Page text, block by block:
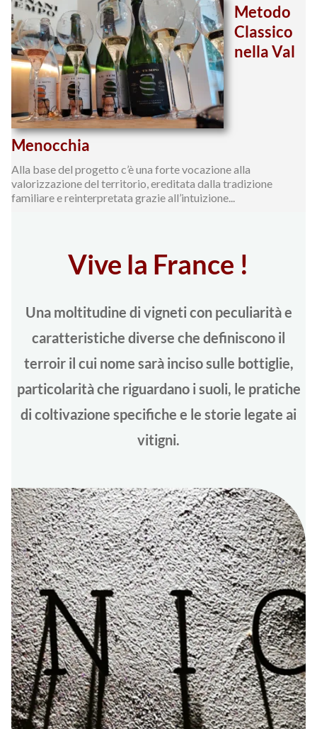
Metodo
Classico
nella Val
Menocchia
Alla base del progetto c’è una forte vocazione alla
valorizzazione del territorio, ereditata dalla tradizione
familiare e reinterpretata grazie all’intuizione...
Vive la France !
Una moltitudine di vigneti con peculiarità e
caratteristiche diverse che definiscono il
terroir il cui nome sarà inciso sulle bottiglie,
particolarità che riguardano i suoli, le pratiche
di coltivazione specifiche e le storie legate ai
vitigni.